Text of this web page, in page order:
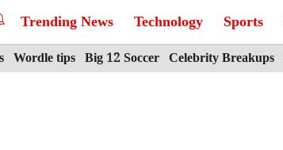
Trending News Technology Sports
Wordle tips Big 12 Soccer Celebrity Breakups